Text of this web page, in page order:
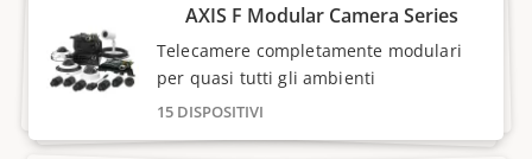
AXIS F Modular Camera Series
15 DISPOSITIVI
Telecamere completamente modulari
per quasi tutti gli ambienti